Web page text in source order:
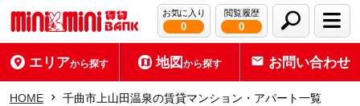
お気に入り
0
閲覧履歴
0
エリアから探す 地図から探す お問い合わせ
HOME 千曲市上山田温泉の賃貸マンション・アパート一覧